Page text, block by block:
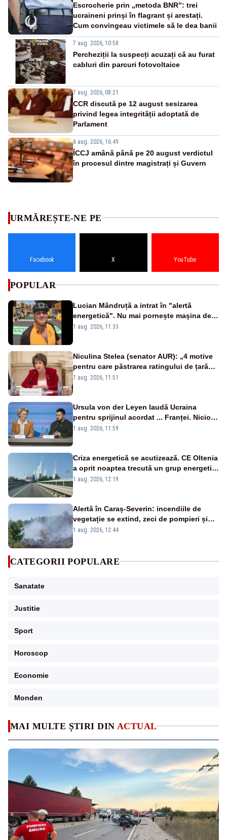
Escrocherie prin „metoda BNR”: trei
ucraineni prinși în flagrant și arestați.
Cum convingeau victimele să le dea banii
7 aug. 2026, 10:58
Percheziții la suspecți acuzați că au furat
cabluri din parcuri fotovoltaice
7 aug. 2026, 08:21
CCR discută pe 12 august sesizarea
privind legea integrității adoptată de
Parlament
6 aug. 2026, 16:49
ÎCCJ amână până pe 20 august verdictul
în procesul dintre magistrați și Guvern
MAI MULTE ȘTIRI DIN ACTUAL
URMĂREȘTE-NE PE
Facebook X YouTube
POPULAR
Lucian Mândruță a intrat în "alertă
energetică". Nu mai pornește mașina de
spălat seara
1 aug. 2026, 11:33
Niculina Stelea (senator AUR): „4 motive
pentru care păstrarea ratingului de țară
nu este o reușită pentru Guvernul
1 aug. 2026, 11:51
Ursula von der Leyen laudă Ucraina
pentru sprijinul acordat ... Franței. Nicio
reacție privind ajutorul energetic promis
1 aug. 2026, 11:59
Criza energetică se acutizează. CE Oltenia
a oprit noaptea trecută un grup energetic
de la Rovinari
1 aug. 2026, 12:19
Alertă în Caraș-Severin: incendiile de
vegetație se extind, zeci de pompieri și
silvicultori se luptă cu flăcările - VIDEO
1 aug. 2026, 12:44
CATEGORII POPULARE
Sanatate
Justitie
Sport
Horoscop
Economie
Monden